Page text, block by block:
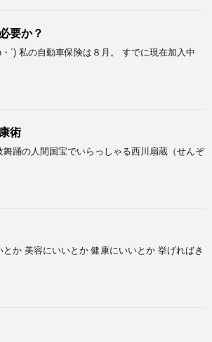
要か？
´) 私の自動車保険は８月。 すでに現在加入中
術
踊の人間国宝でいらっしゃる西川扇蔵（せんぞ
か 美容にいいとか 健康にいいとか 挙げればき